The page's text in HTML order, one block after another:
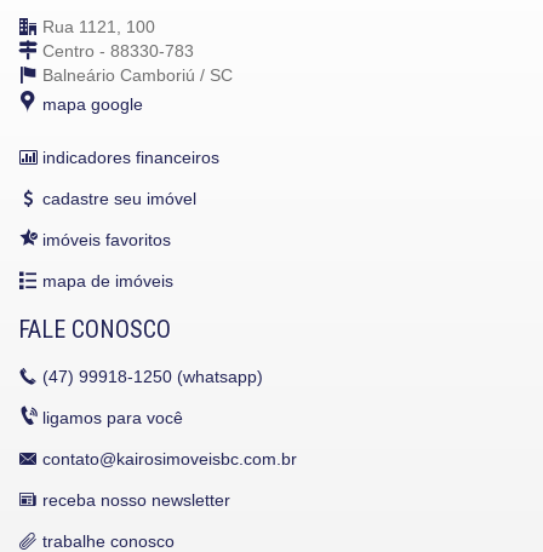
Rua 1121, 100
Centro - 88330-783
Balneário Camboriú / SC
mapa google
indicadores financeiros
cadastre seu imóvel
imóveis favoritos
mapa de imóveis
FALE CONOSCO
(47) 99918-1250 (whatsapp)
ligamos para você
contato@kairosimoveisbc.com.br
receba nosso newsletter
trabalhe conosco